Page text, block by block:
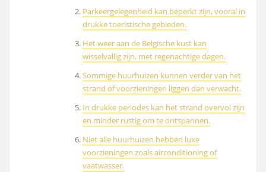
Parkeergelegenheid kan beperkt zijn, vooral in
drukke toeristische gebieden.
Het weer aan de Belgische kust kan
wisselvallig zijn, met regenachtige dagen.
Sommige huurhuizen kunnen verder van het
strand of voorzieningen liggen dan verwacht.
In drukke periodes kan het strand overvol zijn
en minder rustig om te ontspannen.
Niet alle huurhuizen hebben luxe
voorzieningen zoals airconditioning of
vaatwasser.